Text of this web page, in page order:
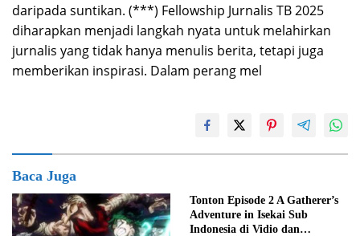
daripada suntikan. (***) Fellowship Jurnalis TB 2025
diharapkan menjadi langkah nyata untuk melahirkan
jurnalis yang tidak hanya menulis berita, tetapi juga
memberikan inspirasi. Dalam perang mel
Baca Juga
Tonton Episode 2 A Gatherer’s
Adventure in Isekai Sub
Indonesia di Vidio dan